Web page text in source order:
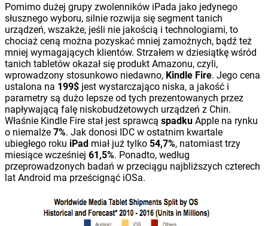
Pomimo dużej grupy zwolenników iPada jako jedynego
słusznego wyboru, silnie rozwija się segment tanich
urządzeń, wszakże, jeśli nie jakością i technologiami, to
chociaż ceną można pozyskać mniej zamożnych, bądź też
mniej wymagających klientów. Strzałem w dziesiątkę wśród
tanich tabletów okazał się produkt Amazonu, czyli,
wprowadzony stosunkowo niedawno, Kindle Fire. Jego cena
ustalona na 199$ jest wystarczająco niska, a jakość i
parametry są dużo lepsze od tych prezentowanych przez
napływającą falę niskobudżetowych urządzeń z Chin.
Właśnie Kindle Fire stał jest sprawcą spadku Apple na rynku
o niemalże 7%. Jak donosi IDC w ostatnim kwartale
ubiegłego roku iPad miał już tylko 54,7%, natomiast trzy
miesiące wcześniej 61,5%. Ponadto, według
przeprowadzonych badań w przeciągu najbliższych czterech
lat Android ma prześcignąć iOSa.